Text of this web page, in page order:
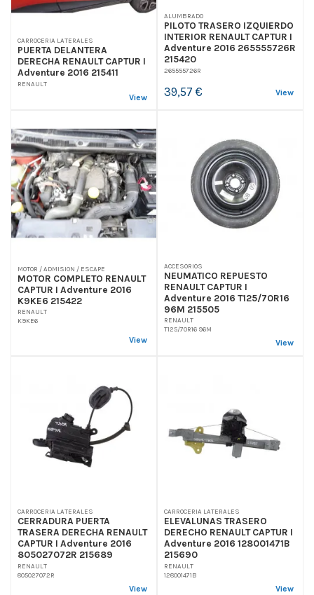
CARROCERIA LATERALES
PUERTA DELANTERA
DERECHA RENAULT CAPTUR I
Adventure 2016 215411
RENAULT
View
ALUMBRADO
PILOTO TRASERO IZQUIERDO
INTERIOR RENAULT CAPTUR I
Adventure 2016 265555726R
215420
265555726R
39,57 € View
MOTOR / ADMISION / ESCAPE
MOTOR COMPLETO RENAULT
CAPTUR I Adventure 2016
K9KE6 215422
RENAULT
K9KE6
View
ACCESORIOS
NEUMATICO REPUESTO
RENAULT CAPTUR I
Adventure 2016 T125/70R16
96M 215505
RENAULT
T125/70R16 96M
View
CARROCERIA LATERALES
CERRADURA PUERTA
TRASERA DERECHA RENAULT
CAPTUR I Adventure 2016
805027072R 215689
RENAULT
805027072R
View
CARROCERIA LATERALES
ELEVALUNAS TRASERO
DERECHO RENAULT CAPTUR I
Adventure 2016 128001471B
215690
RENAULT
128001471B
View